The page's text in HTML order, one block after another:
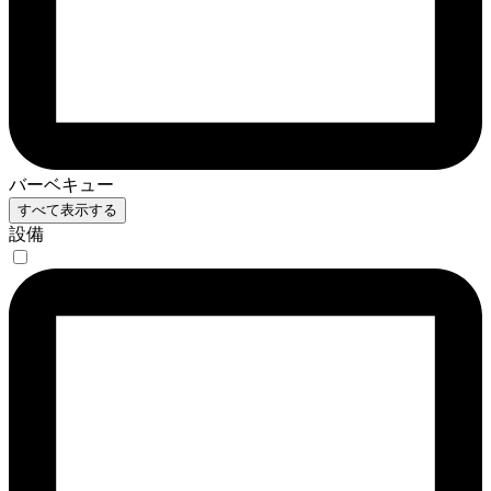
バーベキュー
すべて表示する
設備